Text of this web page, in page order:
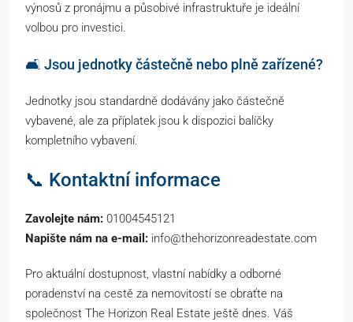
výnosů z pronájmu a působivé infrastruktuře je ideální
volbou pro investici.
🛋️ Jsou jednotky částečně nebo plně zařízené?
Jednotky jsou standardně dodávány jako částečně
vybavené, ale za příplatek jsou k dispozici balíčky
kompletního vybavení.
📞 Kontaktní informace
Zavolejte nám: 01004545121
Napište nám na e-mail: info@thehorizonreadestate.com
Pro aktuální dostupnost, vlastní nabídky a odborné
poradenství na cestě za nemovitostí se obraťte na
společnost The Horizon Real Estate ještě dnes. Váš